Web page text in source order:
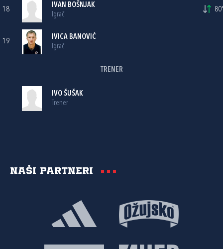
18
IVAN BOŠNJAK
Igrač
80'
19
IVICA BANOVIĆ
Igrač
TRENER
IVO ŠUŠAK
Trener
Naši partneri